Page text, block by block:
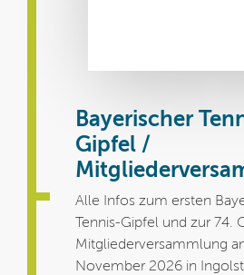
Bayerischer
Gipfel /
Alle Infos zum ersten
Tennis-Gipfel und zur 74.
Mitgliederversammlung
November 2026 in